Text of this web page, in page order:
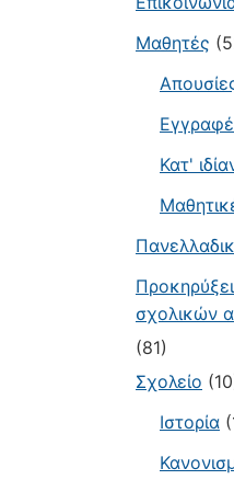
Μαθητές
Κατ'
σχολικών
(81)
Σχολείο
Ιστορία